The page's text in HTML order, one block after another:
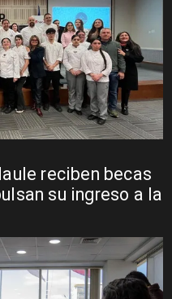
reciben becas
su ingreso a la